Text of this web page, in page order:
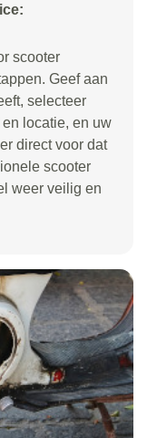
scooter
Geef aan
selecteer
locatie, en uw
direct voor dat
scooter
weer veilig en